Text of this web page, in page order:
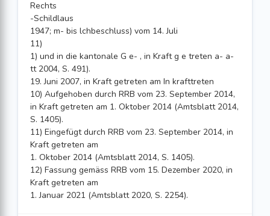
Rechts
-Schildlaus
1947; m- bis lchbeschluss) vom 14. Juli
11)
1) und in die kantonale G e- , in Kraft g e treten a- a-
tt 2004, S. 491).
19. Juni 2007, in Kraft getreten am In krafttreten
10) Aufgehoben durch RRB vom 23. September 2014,
in Kraft getreten am 1. Oktober 2014 (Amtsblatt 2014,
S. 1405).
11) Eingefügt durch RRB vom 23. September 2014, in
Kraft getreten am
1. Oktober 2014 (Amtsblatt 2014, S. 1405).
12) Fassung gemäss RRB vom 15. Dezember 2020, in
Kraft getreten am
1. Januar 2021 (Amtsblatt 2020, S. 2254).